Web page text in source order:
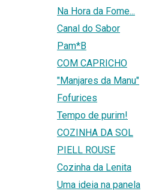
Na Hora da Fome...
Canal do Sabor
Pam*B
COM CAPRICHO
"Manjares da Manu"
Fofurices
Tempo de purim!
COZINHA DA SOL
PIELL ROUSE
Cozinha da Lenita
Uma ideia na panela